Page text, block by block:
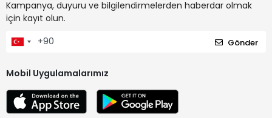
Kampanya, duyuru ve bilgilendirmelerden haberdar olmak
için kayıt olun.
Gönder
Mobil Uygulamalarımız